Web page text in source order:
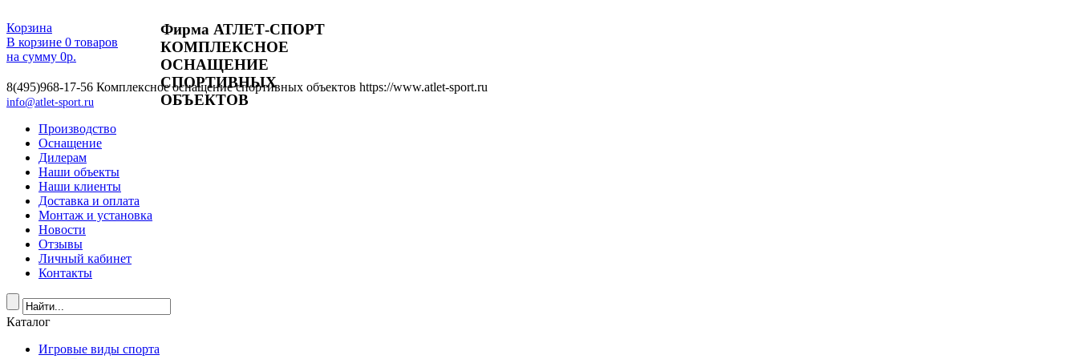
Фирма АТЛЕТ-СПОРТ
КОМПЛЕКСНОЕ
ОСНАЩЕНИЕ
СПОРТИВНЫХ
ОБЪЕКТОВ
Корзина
В корзине 0 товаров
на сумму 0р.
8(495)968-17-56 Комплексное оснащение спортивных объектов https://www.atlet-sport.ru
info@atlet-sport.ru
Производство
Оснащение
Дилерам
Наши объекты
Наши клиенты
Доставка и оплата
Монтаж и установка
Новости
Отзывы
Личный кабинет
Контакты
Каталог
Игровые виды спорта